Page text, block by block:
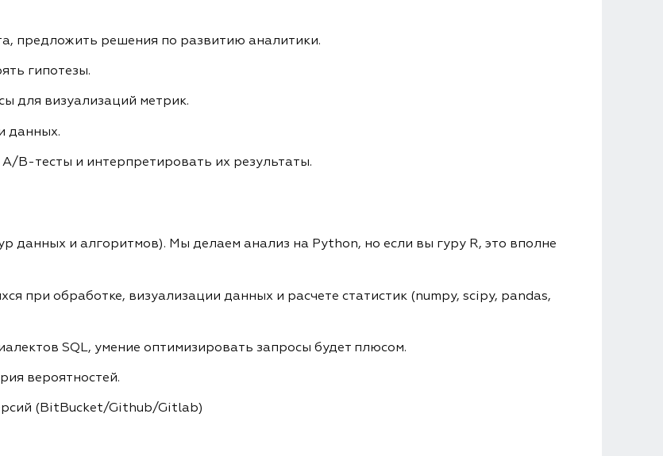
предложить решения по развитию аналитики.
гипотезы.
для визуализаций метрик.
данных.
B-тесты и интерпретировать их результаты.
данных и алгоритмов). Мы делаем анализ на Python, но если вы гуру R, это вполне
при обработке, визуализации данных и расчете статистик (numpy, scipy, pandas,
SQL, умение оптимизировать запросы будет плюсом.
вероятностей.
(BitBucket/Github/Gitlab)